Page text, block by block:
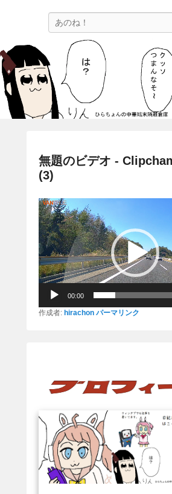
ひらちょんの中華
ほたがページ上部にある検索バーを消し
無題のビデオ ‐
(3)
動
画
プ
レ
ー
ヤ
ー
00:00
作成者: hirachon パーマリンク